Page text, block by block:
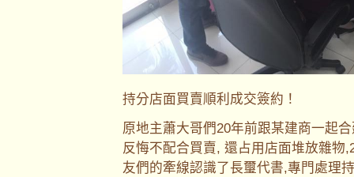
持分店面買賣順利成交簽約！
原地主蕭大哥們20年前跟某建商一起
反悔不配合買賣, 還占用店面堆放雜物
友們的牽線認識了長璽代書,專門處理